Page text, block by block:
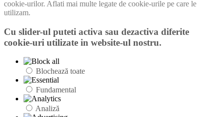
cookie-urilor. Aflati mai multe legate de cookie-urile pe care le
utilizam.
Cu slider-ul puteti activa sau dezactiva diferite
cookie-uri utilizate in website-ul nostru.
Blochează toate
Fundamental
Analiză